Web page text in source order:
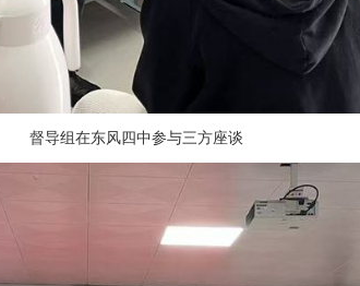
督导组在东风四中参与三方座谈